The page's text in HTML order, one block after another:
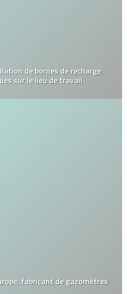
de bornes de recharge
sur le lieu de travail
fabricant de gazomètres